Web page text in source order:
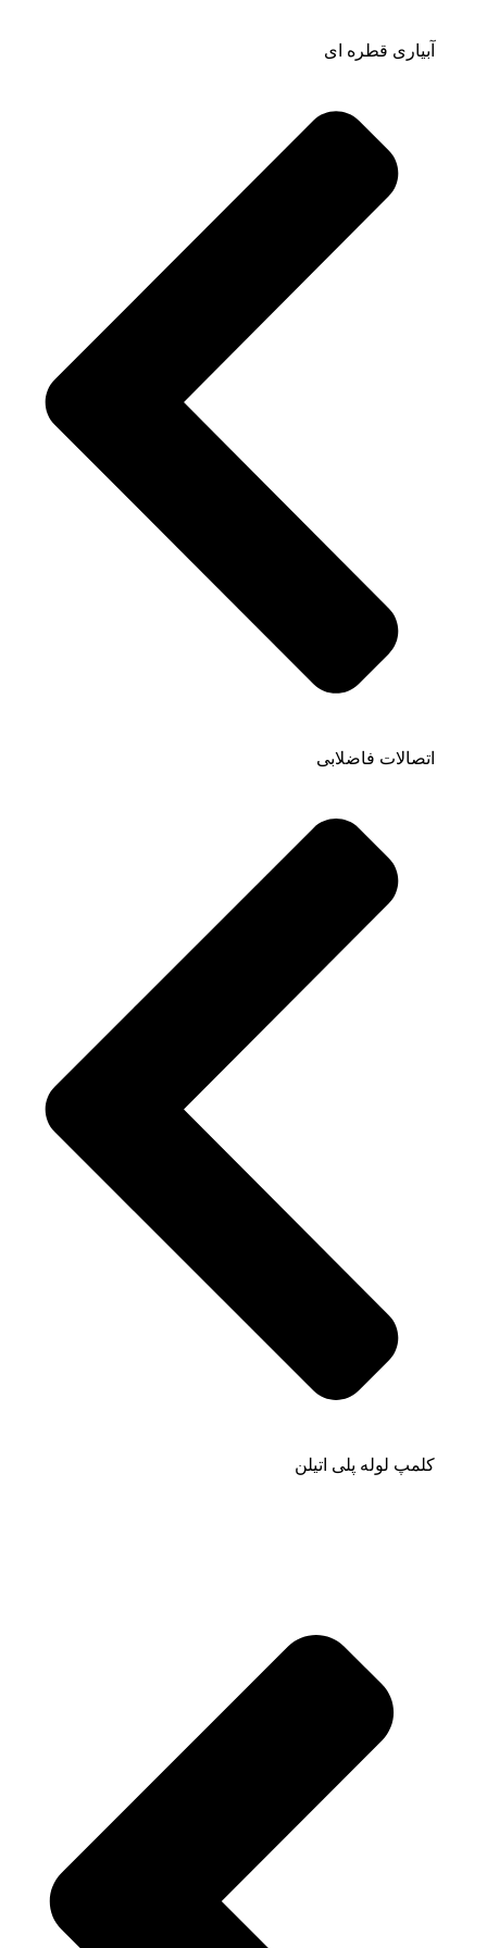
آبیاری قطره ای
اتصالات فاضلابی
کلمپ لوله پلی اتیلن